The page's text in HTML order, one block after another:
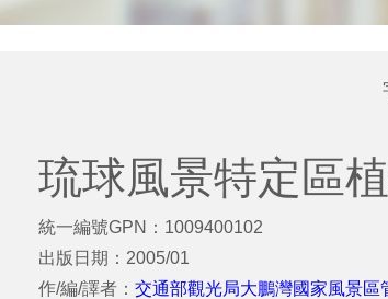
琉球風景特定區
統一編號GPN：1009400102
出版日期：2005/01
作/編/譯者： 交通部觀光局大鵬灣國家風景區